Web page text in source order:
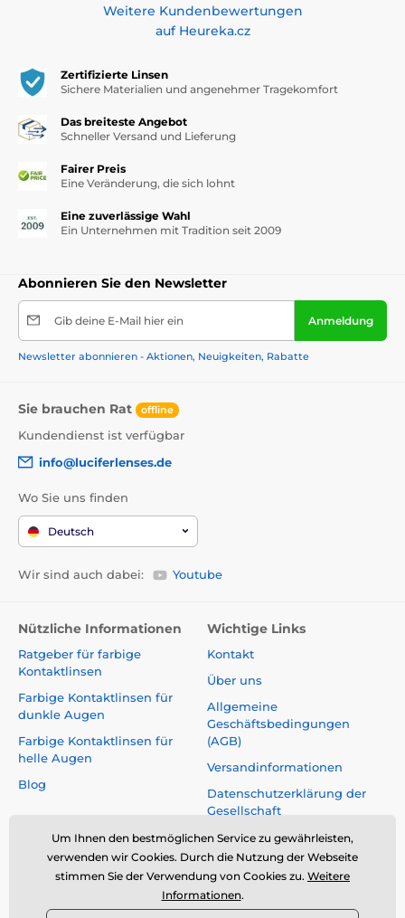
Weitere Kundenbewertungen
auf Heureka.cz
Zertifizierte Linsen
Sichere Materialien und angenehmer Tragekomfort
Das breiteste Angebot
Schneller Versand und Lieferung
Fairer Preis
Eine Veränderung, die sich lohnt
Eine zuverlässige Wahl
Ein Unternehmen mit Tradition seit 2009
Abonnieren Sie den Newsletter
Gib deine E-Mail hier ein Anmeldung
Newsletter abonnieren - Aktionen, Neuigkeiten, Rabatte
Sie brauchen Rat offline
Kundendienst ist verfügbar
info@luciferlenses.de
Wo Sie uns finden
Deutsch
Wir sind auch dabei: Youtube
Nützliche Informationen
Ratgeber für farbige
Kontaktlinsen
Farbige Kontaktlinsen für
dunkle Augen
Farbige Kontaktlinsen für
helle Augen
Blog
Wichtige Links
Kontakt
Über uns
Allgemeine
Geschäftsbedingungen
(AGB)
Versandinformationen
Datenschutzerklärung der
Gesellschaft
Reklamationen und Rücktritt
vom Vertrag
Sicherheit und Qualität ohne
Kompromisse
Um Ihnen den bestmöglichen Service zu gewährleisten,
verwenden wir Cookies. Durch die Nutzung der Webseite
stimmen Sie der Verwendung von Cookies zu. Weitere
Informationen.